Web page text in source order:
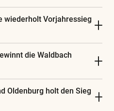
wiederholt Vorjahressieg
die Waldbach
Oldenburg holt den Sieg